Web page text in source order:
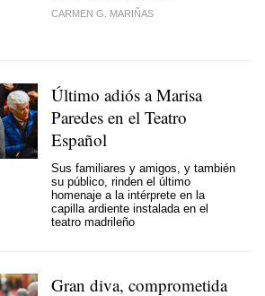
CARMEN G. MARIÑAS
Último adiós a Marisa
Paredes en el Teatro
Español
Sus familiares y amigos, y también
su público, rinden el último
homenaje a la intérprete en la
capilla ardiente instalada en el
teatro madrileño
Gran diva, comprometida